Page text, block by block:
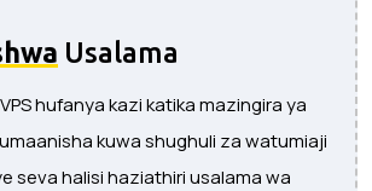
Usalama
hufanya kazi katika mazingira ya
kuwa shughuli za watumiaji
seva halisi haziathiri usalama wa